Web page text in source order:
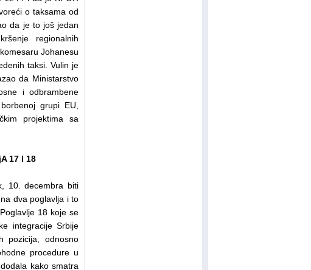
o taksama od
da je to još jedan
regionalnih
Johanesu
taksi. Vulin je
da Ministarstvo
i odbrambene
grupi EU,
projektima sa
17 I 18
10. decembra biti
dva poglavlja i to
18 koje se
integracije Srbije
pozicija, odnosno
procedure u
kako smatra